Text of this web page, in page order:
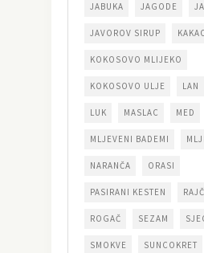
JABUKA JAGODE
JAVOROV SIRUP
KOKOSOVO MLIJEKO
KOKOSOVO ULJE LAN
LUK MASLAC MED
MLJEVENI BADEMI
NARANČA ORASI
PASIRANI KESTEN
ROGAČ SEZAM
SMOKVE SUNCOKRET